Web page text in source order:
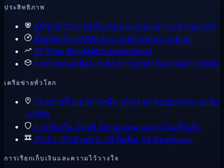
ประสิทธิภาพ
AMD EPYC + DDR5 คอร์และหน่วยความจำรุ่นล่าสุด
พื้นที่จัดเก็บ NVMe ล้วนไม่มีจานหมุน ไม่มีเลย
10 Gbps Bandwidth แผนทรูพุตสูง
การจำลองเสมือน KVM การแยกฮาร์ดแวร์อย่างแท้จริง
เครือข่ายทั่วโลก
13 สถานที่ อเมริกาเหนือ, ยุโรป, ตะวันออกกลาง, เอเชีย
แปซิฟิก
การป้องกัน DDoS มีระบบลดทอนการโจมตีในตัว
IPv6 + IPv4 เฉพาะ v6 ดั้งเดิม, v4 ของคุณเอง
การเรียกเก็บเงินและความไว้วางใจ